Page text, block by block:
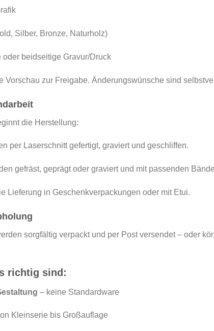
Silber, Bronze, Naturholz)
beidseitige Gravur/Druck
Vorschau zur Freigabe. Änderungswünsche sind
die Herstellung:
per Laserschnitt gefertigt, graviert und geschliffen.
gefräst, geprägt oder graviert und mit passenden
Lieferung in Geschenkverpackungen oder mit Etui.
sorgfältig verpackt und per Post versendet – oder
richtig sind:
– keine Standardware
Kleinserie bis Großauflage